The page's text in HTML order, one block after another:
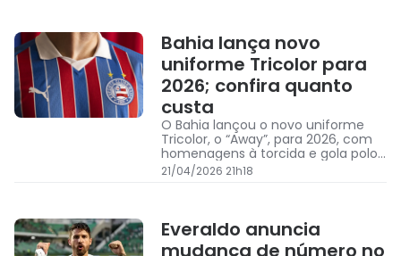
Bahia lança novo
uniforme Tricolor para
2026; confira quanto
custa
O Bahia lançou o novo uniforme
Tricolor, o “Away”, para 2026, com
homenagens à torcida e gola polo;
confira quanto custa o novo
manto do Esquadrão
21/04/2026 21h18
Everaldo anuncia
mudança de número no